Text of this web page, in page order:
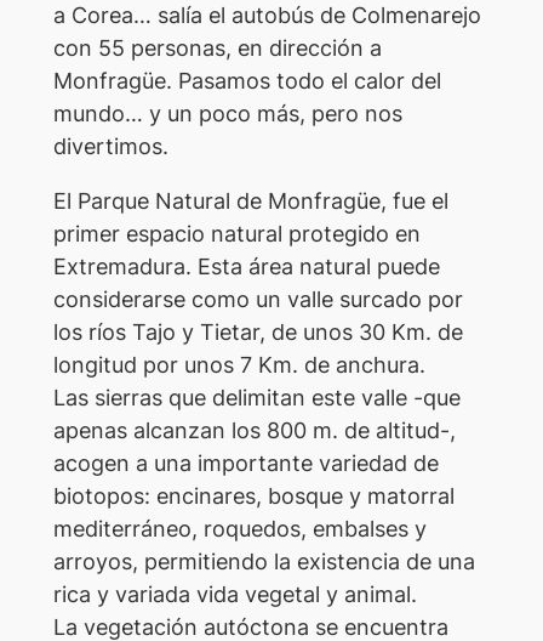
a Corea… salía el autobús de Colmenarejo
con 55 personas, en dirección a
Monfragüe. Pasamos todo el calor del
mundo… y un poco más, pero nos
divertimos.
El Parque Natural de Monfragüe, fue el
primer espacio natural protegido en
Extremadura. Esta área natural puede
considerarse como un valle surcado por
los ríos Tajo y Tietar, de unos 30 Km. de
longitud por unos 7 Km. de anchura.
Las sierras que delimitan este valle -que
apenas alcanzan los 800 m. de altitud-,
acogen a una importante variedad de
biotopos: encinares, bosque y matorral
mediterráneo, roquedos, embalses y
arroyos, permitiendo la existencia de una
rica y variada vida vegetal y animal.
La vegetación autóctona se encuentra